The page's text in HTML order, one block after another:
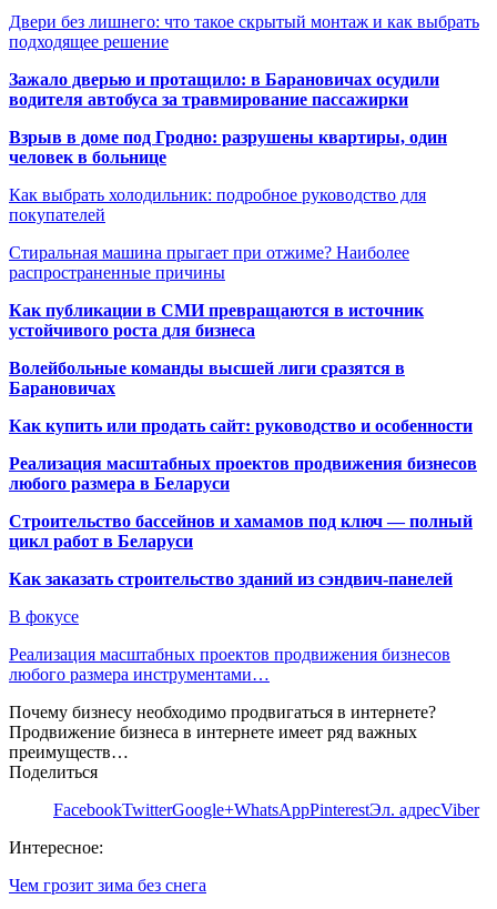
Двери без лишнего: что такое скрытый монтаж и как выбрать
подходящее решение
Зажало дверью и протащило: в Барановичах осудили
водителя автобуса за травмирование пассажирки
Взрыв в доме под Гродно: разрушены квартиры, один
человек в больнице
Как выбрать холодильник: подробное руководство для
покупателей
Стиральная машина прыгает при отжиме? Наиболее
распространенные причины
Как публикации в СМИ превращаются в источник
устойчивого роста для бизнеса
Волейбольные команды высшей лиги сразятся в
Барановичах
Как купить или продать сайт: руководство и особенности
Реализация масштабных проектов продвижения бизнесов
любого размера в Беларуси
Строительство бассейнов и хамамов под ключ — полный
цикл работ в Беларуси
Как заказать строительство зданий из сэндвич-панелей
В фокусе
Реализация масштабных проектов продвижения бизнесов
любого размера инструментами…
Почему бизнесу необходимо продвигаться в интернете?
Продвижение бизнеса в интернете имеет ряд важных
преимуществ…
Поделиться
FacebookTwitterGoogle+WhatsAppPinterestЭл. адресViber
Интересное:
Чем грозит зима без снега